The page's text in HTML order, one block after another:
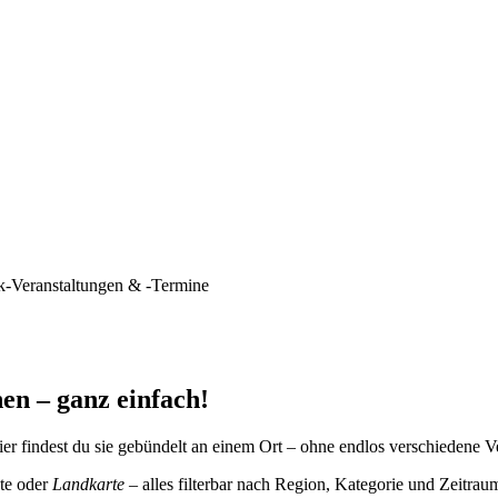
Veranstaltungen & -Termine
– ganz einfach!
du sie gebündelt an einem Ort – ohne endlos verschiedene
oder Landkarte – alles filterbar nach Region, Kategorie und